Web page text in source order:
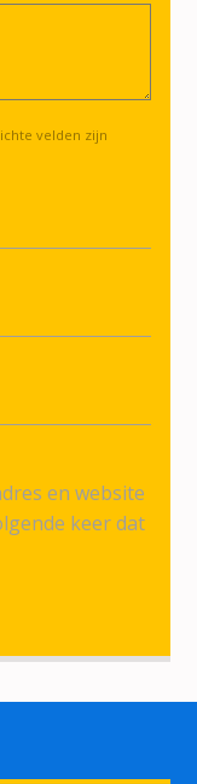
velden zijn
en website
keer dat